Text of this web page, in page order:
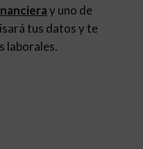
y uno de
tus datos y te
laborales.